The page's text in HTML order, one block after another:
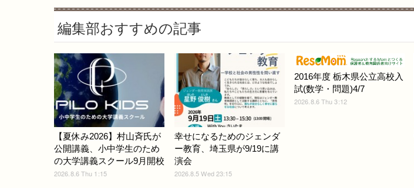
編集部おすすめの記事
【夏休み2026】村山斉氏が
公開講義、小中学生のため
の大学講義スクール9月開校
2026.8.6 Thu 1:15
幸せになるためのジェンダ
ー教育、埼玉県が9/19に講
演会
2026.8.5 Wed 23:15
2016年度 栃木県公立高校入
試(数学・問題)4/7
2026.8.6 Thu 3:12